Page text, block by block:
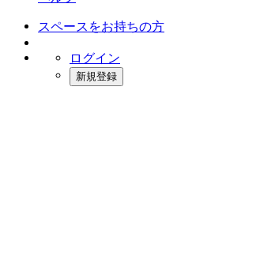
スペースをお持ちの方
ログイン
新規登録